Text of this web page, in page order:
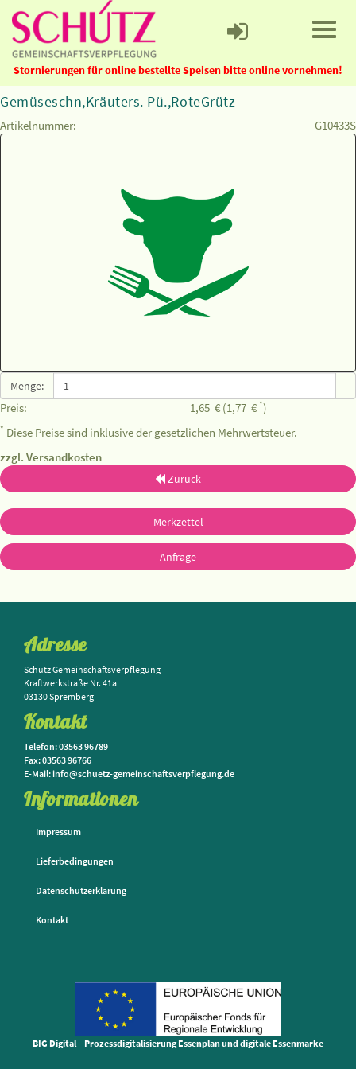
Stornierungen für online bestellte Speisen bitte online vornehmen!
Gemüseschn,Kräuters. Pü.,RoteGrütz
Artikelnummer: G10433S
Menge:
Preis: 1,65 € (1,77 € *)
* Diese Preise sind inklusive der gesetzlichen Mehrwertsteuer.
zzgl. Versandkosten
Zurück
Merkzettel
Anfrage
Adresse
Schütz Gemeinschaftsverpflegung
Kraftwerkstraße Nr. 41a
03130 Spremberg
Kontakt
Telefon: 03563 96789
Fax: 03563 96766
E-Mail: info@schuetz-gemeinschaftsverpflegung.de
Informationen
Impressum
Lieferbedingungen
Datenschutzerklärung
Kontakt
BIG Digital – Prozessdigitalisierung Essenplan und digitale Essenmarke